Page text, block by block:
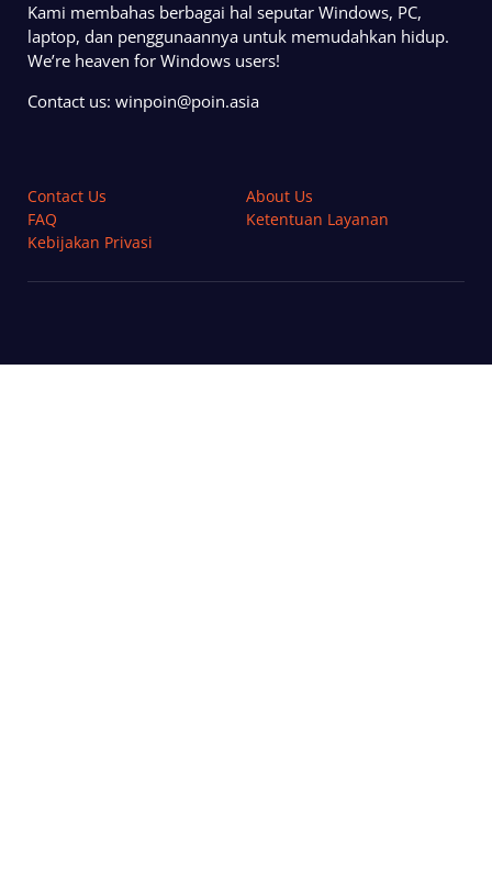
Kami membahas berbagai hal seputar Windows, PC,
laptop, dan penggunaannya untuk memudahkan hidup.
We’re heaven for Windows users!
Contact us: winpoin@poin.asia
Contact Us
About Us
FAQ
Ketentuan Layanan
Kebijakan Privasi